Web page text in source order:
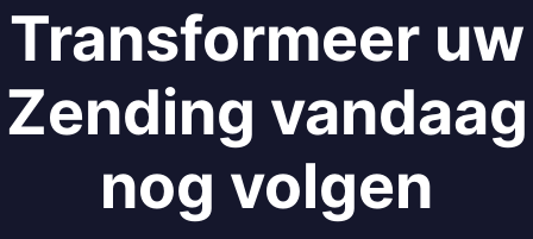
Transformeer uw
Zending vandaag
nog volgen